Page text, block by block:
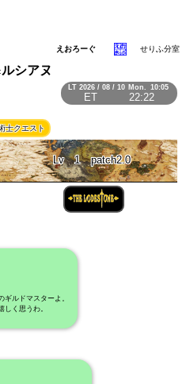
LT 2026 / 08 / 10 Mon. 10:05
ET 22:22
えおろーぐ せりふ分室
ルシアヌ
士クエスト
Lv 1 patch2.0
ギルドマスターよ。
しく思うわ。